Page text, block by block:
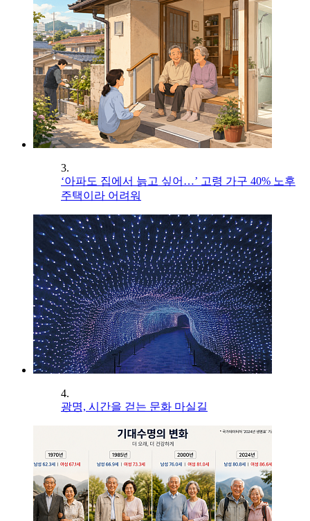
3.
‘아파도 집에서 늙고 싶어…’ 고령 가구 40% 노후
주택이라 어려워
4.
광명, 시간을 걷는 문화 마실길